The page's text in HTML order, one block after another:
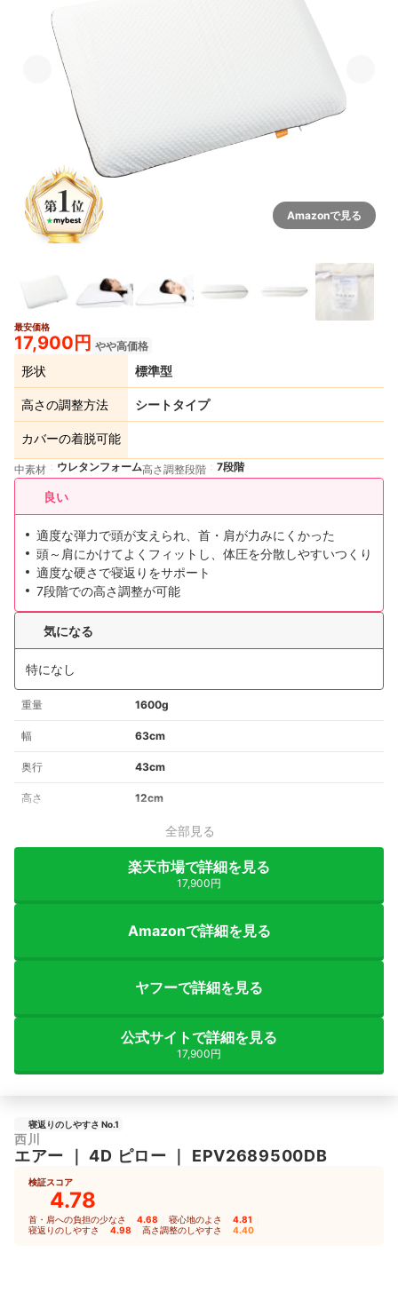
Amazonで見る
最安価格
17,900円 やや高価格
形状 標準型
高さの調整方法 シートタイプ
カバーの着脱可能
中素材 ウレタンフォーム高さ調整段階 7段階
良い
適度な弾力で頭が支えられ、首・肩が力みにくかった
頭～肩にかけてよくフィットし、体圧を分散しやすいつくり
適度な硬さで寝返りをサポート
7段階での高さ調整が可能
気になる
特になし
重量 1600g
幅 63cm
奥行 43cm
高さ 12cm
全部見る
楽天市場で詳細を見る
17,900円
Amazonで詳細を見る
ヤフーで詳細を見る
公式サイトで詳細を見る
17,900円
寝返りのしやすさ No.1
西川
エアー ｜4D ピロー EPV2689500DB
検証スコア
4.78
首・肩への負担の少なさ 4.68 寝心地のよさ 4.81
寝返りのしやすさ 4.98 高さ調整のしやすさ 4.40